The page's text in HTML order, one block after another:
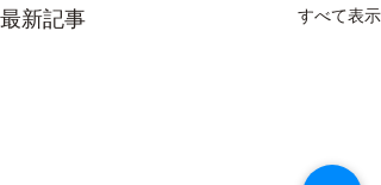
最新記事 すべて表示